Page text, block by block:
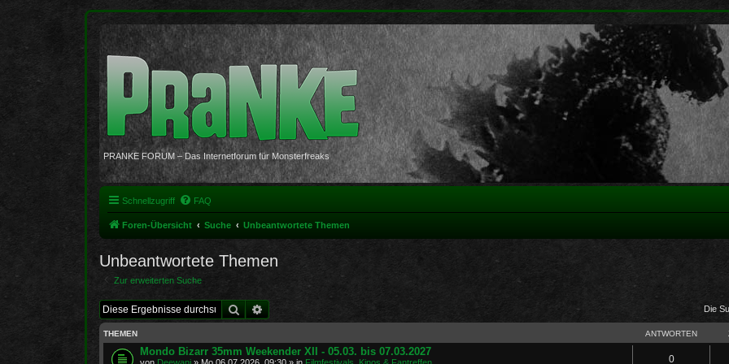
PRANKE FORUM – Das Internetforum für Monsterfreaks
Schnellzugriff FAQ
Foren-Übersicht Suche Unbeantwortete Themen
Unbeantwortete Themen
Zur erweiterten Suche
Suche Die
THEMEN ANTWORTEN
Mondo Bizarr 35mm Weekender XII - 05.03. bis 07.03.2027
von Deewani » Mo 06.07.2026, 09:30 » in Filmfestivals, Kinos & Fantreffen 0